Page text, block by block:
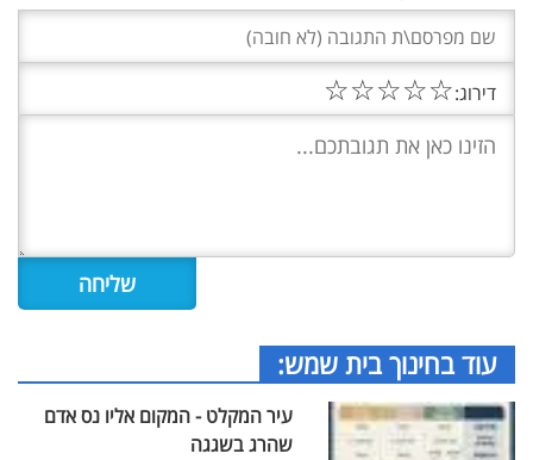
דירוג:☆
☆
☆
☆
☆
עוד בחינוך בית שמש:
עיר המקלט - המקום אליו נס אדם
שהרג בשגגה